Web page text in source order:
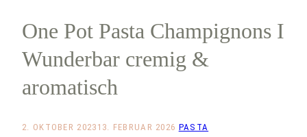
One Pot Pasta Champignons I
Wunderbar cremig &
aromatisch
2. OKTOBER 2023 13. FEBRUAR 2026 PASTA